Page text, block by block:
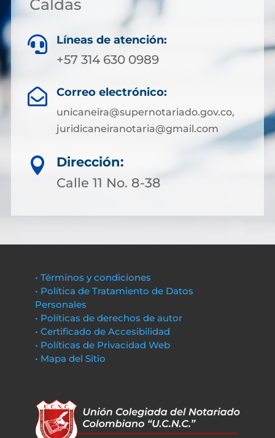
Caldas
 Líneas de atención:
+57 314 630 0989
 Correo electrónico:
unicaneira@supernotariado.gov.co,
juridicaneiranotaria@gmail.com

Dirección:
Calle 11 No. 8-38
• Términos y condiciones
• Política de Tratamiento de Datos
Personales
• Políticas de derechos de autor
• Certificado de Accesibilidad
• Políticas de Privacidad Web
• Mapa del Sitio